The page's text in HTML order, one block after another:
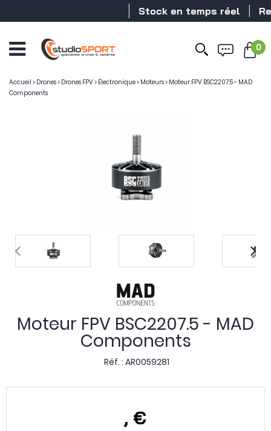
Stock en temps réel
0
Accueil > Drones> Drones FPV> Électronique> Moteurs> Moteur FPV BSC2207.5 - MAD
Components
Moteur FPV BSC2207.5 - MAD
Components
Réf. : AR0059281
, €